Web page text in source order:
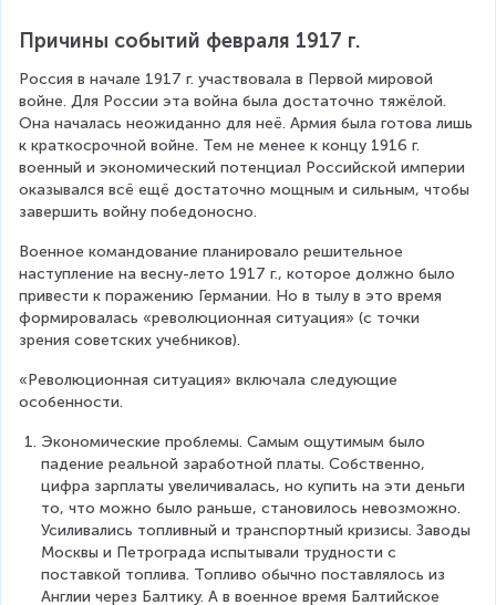
Причины событий февраля 1917 г.
Россия в начале 1917 г. участвовала в Первой мировой
войне. Для России эта война была достаточно тяжёлой.
Она началась неожиданно для неё. Армия была готова лишь
к краткосрочной войне. Тем не менее к концу 1916 г.
военный и экономический потенциал Российской империи
оказывался всё ещё достаточно мощным и сильным, чтобы
завершить войну победоносно.
Военное командование планировало решительное
наступление на весну-лето 1917 г., которое должно было
привести к поражению Германии. Но в тылу в это время
формировалась «революционная ситуация» (с точки
зрения советских учебников).
«Революционная ситуация» включала следующие
особенности.
Экономические проблемы. Самым ощутимым было
падение реальной заработной платы. Собственно,
цифра зарплаты увеличивалась, но купить на эти деньги
то, что можно было раньше, становилось невозможно.
Усиливались топливный и транспортный кризисы. Заводы
Москвы и Петрограда испытывали трудности с
поставкой топлива. Топливо обычно поставлялось из
Англии через Балтику. А в военное время Балтийское